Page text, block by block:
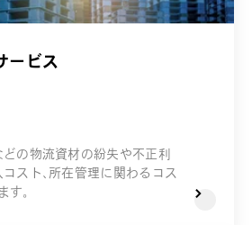
ービス
どの物流資材の紛失や不正利
スト、所在管理に関わるコス
す。